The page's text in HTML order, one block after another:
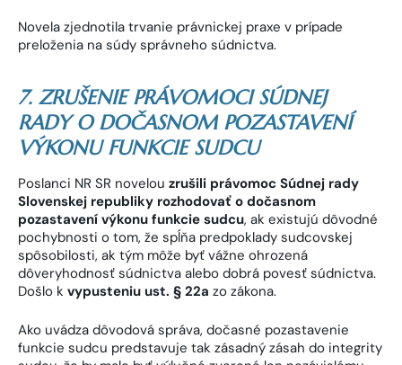
Novela zjednotila trvanie právnickej praxe v prípade
preloženia na súdy správneho súdnictva.
7. ZRUŠENIE PRÁVOMOCI SÚDNEJ
RADY O DOČASNOM POZASTAVENÍ
VÝKONU FUNKCIE SUDCU
Poslanci NR SR novelou zrušili právomoc Súdnej rady
Slovenskej republiky rozhodovať o dočasnom
pozastavení výkonu funkcie sudcu, ak existujú dôvodné
pochybnosti o tom, že spĺňa predpoklady sudcovskej
spôsobilosti, ak tým môže byť vážne ohrozená
dôveryhodnosť súdnictva alebo dobrá povesť súdnictva.
Došlo k vypusteniu ust. § 22a zo zákona.
Ako uvádza dôvodová správa, dočasné pozastavenie
funkcie sudcu predstavuje tak zásadný zásah do integrity